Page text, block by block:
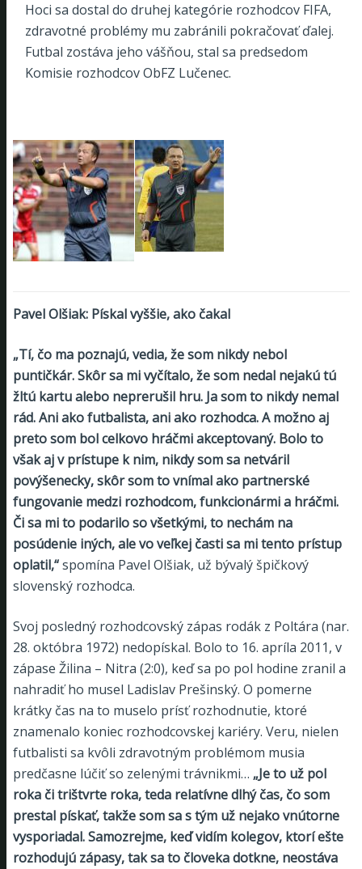
Hoci sa dostal do druhej kategórie rozhodcov FIFA,
zdravotné problémy mu zabránili pokračovať ďalej.
Futbal zostáva jeho vášňou, stal sa predsedom
Komisie rozhodcov ObFZ Lučenec.
Pavel Olšiak: Pískal vyššie, ako čakal
„Tí, čo ma poznajú, vedia, že som nikdy nebol
puntičkár. Skôr sa mi vyčítalo, že som nedal nejakú tú
žltú kartu alebo neprerušil hru. Ja som to nikdy nemal
rád. Ani ako futbalista, ani ako rozhodca. A možno aj
preto som bol celkovo hráčmi akceptovaný. Bolo to
však aj v prístupe k nim, nikdy som sa netváril
povýšenecky, skôr som to vnímal ako partnerské
fungovanie medzi rozhodcom, funkcionármi a hráčmi.
Či sa mi to podarilo so všetkými, to nechám na
posúdenie iných, ale vo veľkej časti sa mi tento prístup
oplatil,“spomína Pavel Olšiak, už bývalý špičkový
slovenský rozhodca.
Svoj posledný rozhodcovský zápas rodák z Poltára (nar.
28. októbra 1972) nedopískal. Bolo to 16. apríla 2011, v
zápase Žilina – Nitra (2:0), keď sa po pol hodine zranil a
nahradiť ho musel Ladislav Prešinský. O pomerne
krátky čas na to muselo prísť rozhodnutie, ktoré
znamenalo koniec rozhodcovskej kariéry. Veru, nielen
futbalisti sa kvôli zdravotným problémom musia
predčasne lúčiť so zelenými trávnikmi… „Je to už pol
roka či trištvrte roka, teda relatívne dlhý čas, čo som
prestal pískať, takže som sa s tým už nejako vnútorne
vysporiadal. Samozrejme, keď vidím kolegov, ktorí ešte
rozhodujú zápasy, tak sa to človeka dotkne, neostáva